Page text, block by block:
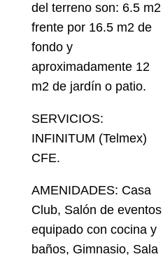
del terreno son: 6.5 m2
frente por 16.5 m2 de
fondo y
aproximadamente 12
m2 de jardín o patio.
SERVICIOS:
INFINITUM (Telmex)
CFE.
AMENIDADES: Casa
Club, Salón de eventos
equipado con cocina y
baños, Gimnasio, Sala